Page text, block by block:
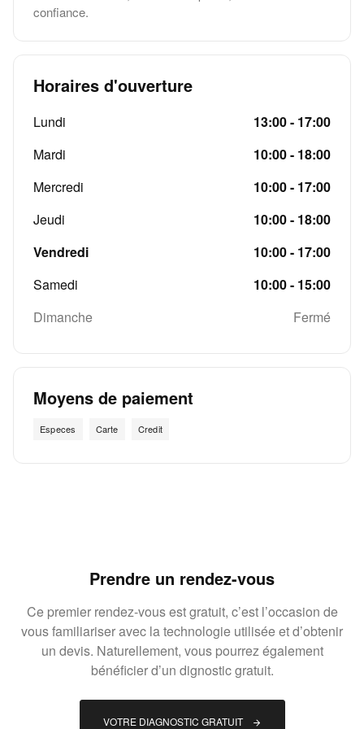
confiance.
Horaires d'ouverture
Lundi
13:00 - 17:00
Mardi
10:00 - 18:00
Mercredi
10:00 - 17:00
Jeudi
10:00 - 18:00
Vendredi
10:00 - 17:00
Samedi
10:00 - 15:00
Dimanche
Fermé
Moyens de paiement
Especes Carte Credit
Prendre un rendez-vous
Ce premier rendez-vous est gratuit, c’est l’occasion de
vous familiariser avec la technologie utilisée et d’obtenir
un devis. Naturellement, vous pourrez également
bénéficier d’un dignostic gratuit.
VOTRE DIAGNOSTIC GRATUIT